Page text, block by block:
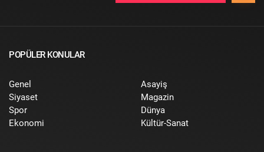
POPÜLER KONULAR
Genel
Siyaset
Spor
Ekonomi
Asayiş
Magazin
Dünya
Kültür-Sanat